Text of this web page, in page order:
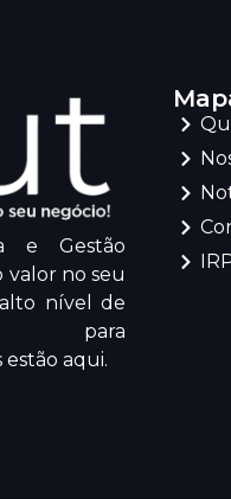
e Gestão
valor no seu
nível de
para
aqui.